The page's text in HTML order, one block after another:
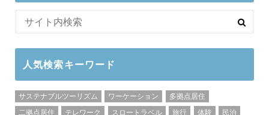
人気検索キーワード
サステナブルツーリズム ワーケーション
多拠点居住
二拠点居住
テレワーク スロートラベル 旅行 体験 民泊